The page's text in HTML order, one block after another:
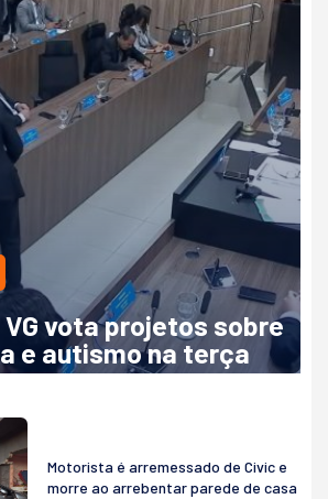
VG vota projetos sobre
e autismo na terça
Motorista é arremessado de Civic e
morre ao arrebentar parede de casa